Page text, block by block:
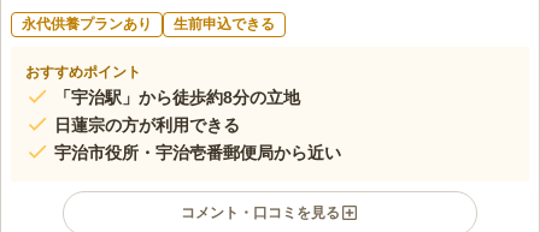
永代供養プランあり 生前申込できる
おすすめポイント
「宇治駅」から徒歩約8分の立地
日蓮宗の方が利用できる
宇治市役所・宇治壱番郵便局から近い
コメント・口コミを見る